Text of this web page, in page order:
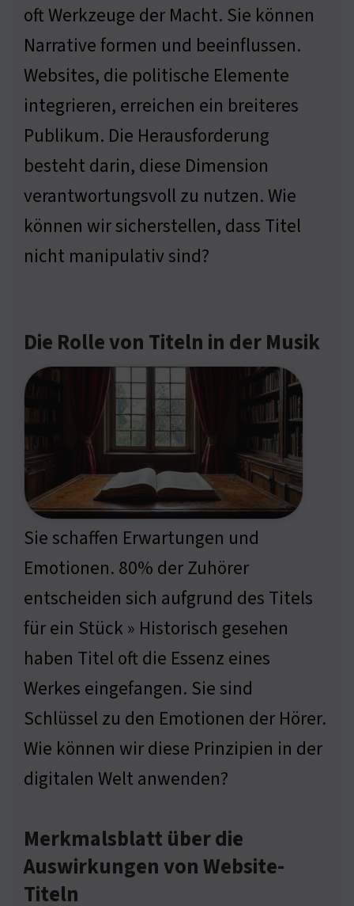
oft Werkzeuge der Macht. Sie können
Narrative formen und beeinflussen.
Websites, die politische Elemente
integrieren, erreichen ein breiteres
Publikum. Die Herausforderung
besteht darin, diese Dimension
verantwortungsvoll zu nutzen. Wie
können wir sicherstellen, dass Titel
nicht manipulativ sind?
Die Rolle von Titeln in der Musik
Sie schaffen Erwartungen und
Emotionen. 80% der Zuhörer
entscheiden sich aufgrund des Titels
für ein Stück » Historisch gesehen
haben Titel oft die Essenz eines
Werkes eingefangen. Sie sind
Schlüssel zu den Emotionen der Hörer.
Wie können wir diese Prinzipien in der
digitalen Welt anwenden?
Merkmalsblatt über die
Auswirkungen von Website-
Titeln